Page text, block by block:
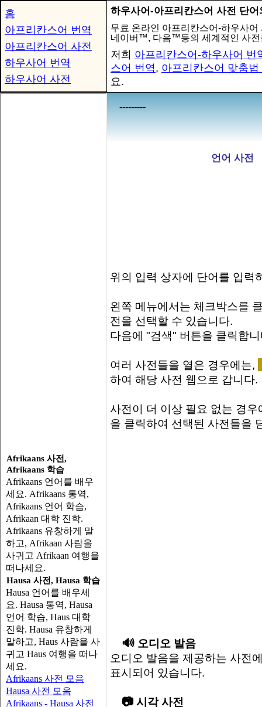
홈
아프리칸스어 번역
아프리칸스어 사전
하우사어 번역
하우사어 사전
하우사어-아프리칸스어 사전 단
무료 온라인 아프리칸스어-하우사
네이버™, 다음™등의 세계적인 사전
저희 아프리칸스어-하우사어 번
스어 번역, 아프리칸스어 맞춤법
요.